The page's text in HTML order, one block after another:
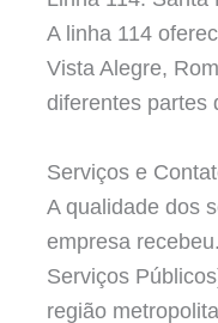
A linha 114
Vista Alegre,
diferentes partes
Serviços e
A qualidade dos
empresa
Serviços
região